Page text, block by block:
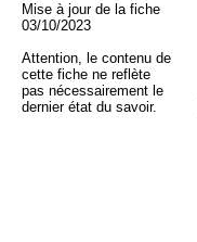
Mise à jour de la fiche
03/10/2023
Attention, le contenu de
cette fiche ne reflète
pas nécessairement le
dernier état du savoir.